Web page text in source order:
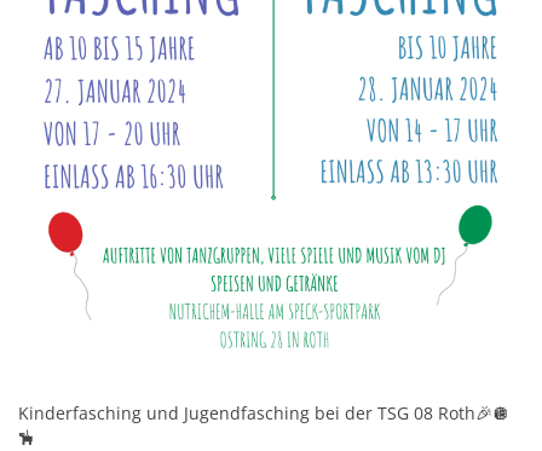
Kinderfasching und Jugendfasching bei der TSG 08 Roth🎉🪩
🪅